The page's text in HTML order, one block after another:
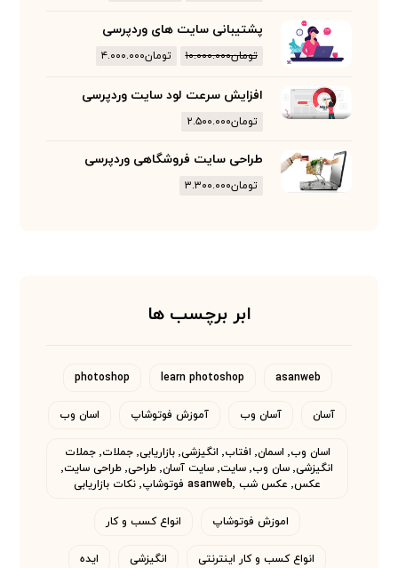
پشتیبانی سایت های وردپرسی
تومان۱۰.۰۰۰.۰۰۰ تومان۴.۰۰۰.۰۰۰
افزایش سرعت لود سایت وردپرسی
تومان۲.۵۰۰.۰۰۰
طراحی سایت فروشگاهی وردپرسی
تومان۳.۳۰۰.۰۰۰
ابر برچسب ها
asanweb
learn photoshop
photoshop
آسان آسان وب آموزش فوتوشاپ اسان وب
اسان وب٬ اسمان٬ افتاب٬ انگیزشی٬ بازاریابی٬ جملات٬ جملات
انگیزشی٬ سان وب٬ سایت٬ سایت آسان٬ طراحی٬ طراحی سایت٬
عکس٬ عکس شب asanweb٬ فوتوشاپ٬ نکات بازاریابی
اموزش فوتوشاپ انواع کسب و کار
انواع کسب و کار اینترنتی انگیزشی ایده